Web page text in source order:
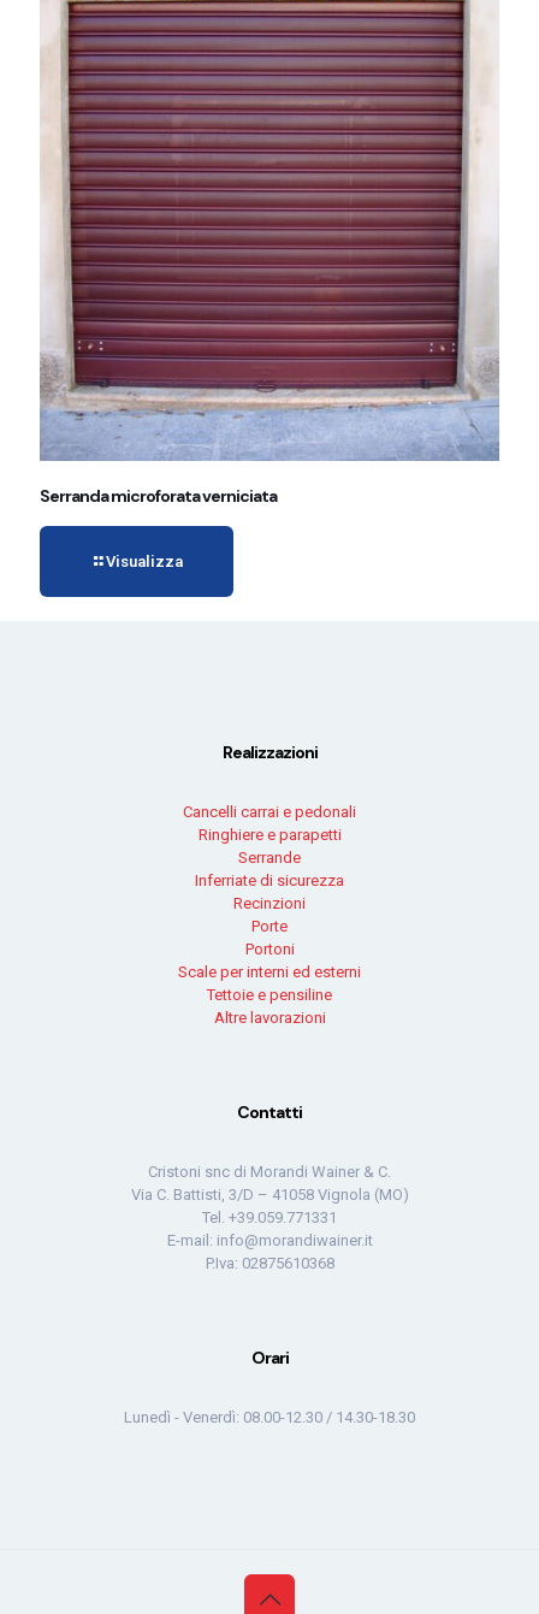
Serranda microforata verniciata
Visualizza
Realizzazioni
Cancelli carrai e pedonali
Ringhiere e parapetti
Serrande
Inferriate di sicurezza
Recinzioni
Porte
Portoni
Scale per interni ed esterni
Tettoie e pensiline
Altre lavorazioni
Contatti
Cristoni snc di Morandi Wainer & C.
Via C. Battisti, 3/D – 41058 Vignola (MO)
Tel. +39.059.771331
E-mail: info@morandiwainer.it
P.Iva: 02875610368
Orari
Lunedì - Venerdì: 08.00-12.30 / 14.30-18.30